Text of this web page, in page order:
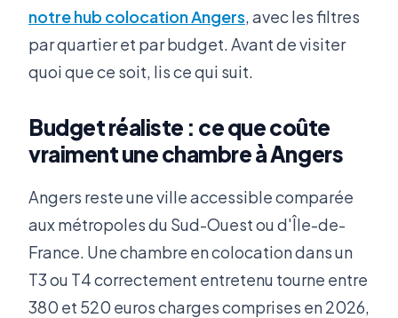
notre hub colocation Angers, avec les filtres
par quartier et par budget. Avant de visiter
quoi que ce soit, lis ce qui suit.
Budget réaliste : ce que coûte
vraiment une chambre à Angers
Angers reste une ville accessible comparée
aux métropoles du Sud-Ouest ou d'Île-de-
France. Une chambre en colocation dans un
T3 ou T4 correctement entretenu tourne entre
380 et 520 euros charges comprises en 2026,